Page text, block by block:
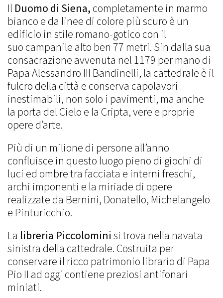
Il Duomo di Siena,completamente in marmo
bianco e da linee di colore più scuro è un
edificio in stile romano-gotico con il
suo campanile alto ben 77 metri. Sin dalla sua
consacrazione avvenuta nel 1179 per mano di
Papa Alessandro III Bandinelli, la cattedrale è il
fulcro della città e conserva capolavori
inestimabili, non solo i pavimenti, ma anche
la porta del Cielo e la Cripta, vere e proprie
opere d’arte.
Più di un milione di persone all’anno
confluisce in questo luogo pieno di giochi di
luci ed ombre tra facciata e interni freschi,
archi imponenti e la miriade di opere
realizzate da Bernini, Donatello, Michelangelo
e Pinturicchio.
La libreria Piccolominisi trova nella navata
sinistra della cattedrale. Costruita per
conservare il ricco patrimonio librario di Papa
Pio II ad oggi contiene preziosi antifonari
miniati.